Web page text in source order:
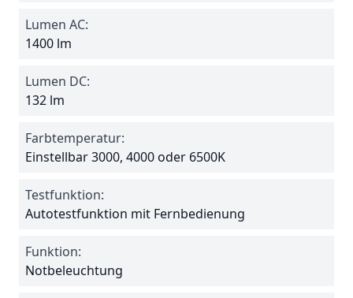
Lumen AC:
1400 lm
Lumen DC:
132 lm
Farbtemperatur:
Einstellbar 3000, 4000 oder 6500K
Testfunktion:
Autotestfunktion mit Fernbedienung
Funktion:
Notbeleuchtung